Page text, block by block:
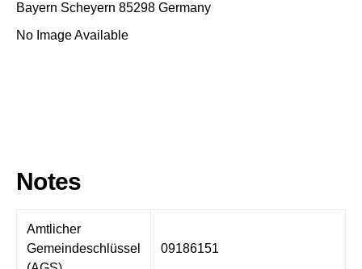
Bayern Scheyern 85298 Germany
No Image Available
Notes
Amtlicher
Gemeindeschlüssel
09186151